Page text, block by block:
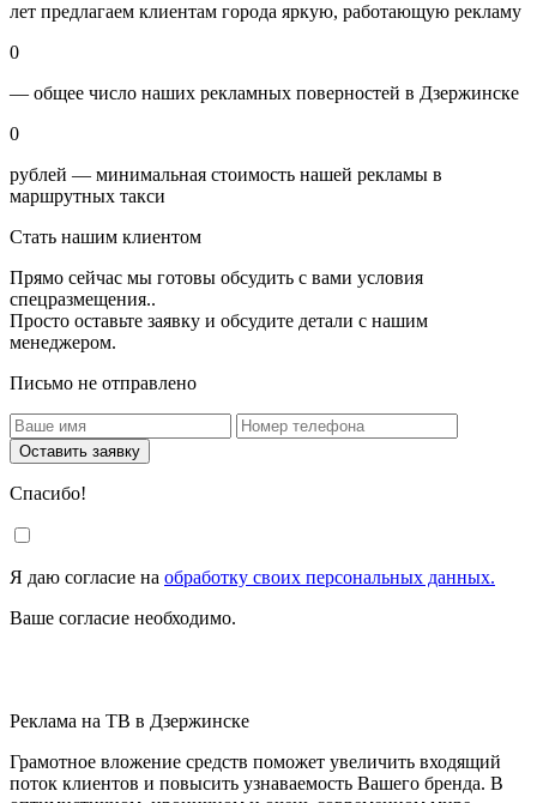
лет предлагаем клиентам города яркую, работающую рекламу
0
— общее число наших рекламных поверностей в Дзержинске
0
рублей — минимальная стоимость нашей рекламы в
маршрутных такси
Стать нашим клиентом
Прямо сейчас мы готовы обсудить с вами условия
спецразмещения..
Просто оставьте заявку и обсудите детали с нашим
менеджером.
Письмо не отправлено
Оставить заявку
Спасибо!
Я даю согласие на обработку своих персональных данных.
Ваше согласие необходимо.
Реклама на ТВ в Дзержинске
Грамотное вложение средств поможет увеличить входящий
поток клиентов и повысить узнаваемость Вашего бренда. В